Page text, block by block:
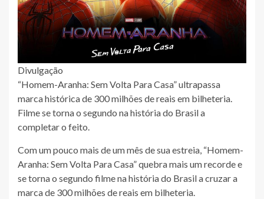
Divulgação
“Homem-Aranha: Sem Volta Para Casa” ultrapassa
marca histórica de 300 milhões de reais em bilheteria.
Filme se torna o segundo na história do Brasil a
completar o feito.
Com um pouco mais de um mês de sua estreia, “Homem-
Aranha: Sem Volta Para Casa” quebra mais um recorde e
se torna o segundo filme na história do Brasil a cruzar a
marca de 300 milhões de reais em bilheteria.